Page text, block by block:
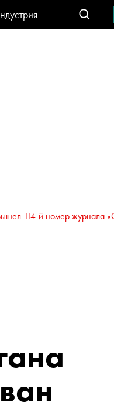
114-й номер журнала